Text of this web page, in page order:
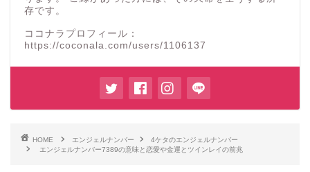
存です。
ココナラプロフィール：
https://coconala.com/users/1106137
HOME エンジェルナンバー
4ケタのエンジェルナンバー
エンジェルナンバー7389の意味と恋愛や金運とツインレイの前兆